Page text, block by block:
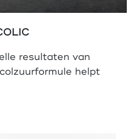
resultaten van
helpt